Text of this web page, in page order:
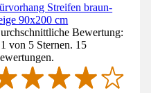
Streifen braun-
90x200 cm
Bewertung:
von 5 Sternen. 15